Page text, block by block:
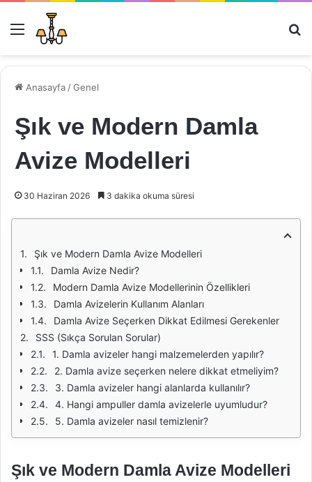
Menü
Anasayfa /Genel
Şık ve Modern Damla
Avize Modelleri
30 Haziran 2026 3 dakika okuma süresi
Şık ve Modern Damla Avize Modelleri
Damla Avize Nedir?
Modern Damla Avize Modellerinin Özellikleri
Damla Avizelerin Kullanım Alanları
Damla Avize Seçerken Dikkat Edilmesi Gerekenler
SSS (Sıkça Sorulan Sorular)
1. Damla avizeler hangi malzemelerden yapılır?
2. Damla avize seçerken nelere dikkat etmeliyim?
3. Damla avizeler hangi alanlarda kullanılır?
4. Hangi ampuller damla avizelerle uyumludur?
5. Damla avizeler nasıl temizlenir?
Şık ve Modern Damla Avize Modelleri